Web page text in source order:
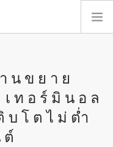
นขยาย
ทอร์มินอล
โตไม่ต่ำ